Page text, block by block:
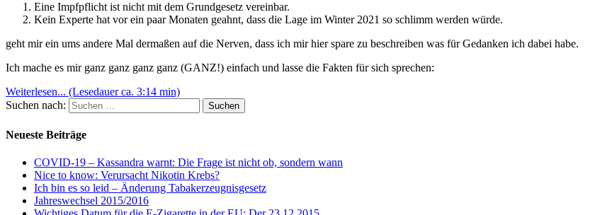
Eine Impfpflicht ist nicht mit dem Grundgesetz vereinbar.
Kein Experte hat vor ein paar Monaten geahnt, dass die Lage im Winter 2021 so schlimm werden würde.
geht mir ein ums andere Mal dermaßen auf die Nerven, dass ich mir hier spare zu beschreiben was für Gedanken ich dabei habe.
Ich mache es mir ganz ganz ganz ganz (GANZ!) einfach und lasse die Fakten für sich sprechen:
Weiterlesen... (Lesedauer ca. 3:14 min)
Suchen nach:
Neueste Beiträge
COVID-19 – Kassandra warnt: Die Frage ist nicht ob, sondern wann
Nice to know: Verursacht Nikotin Krebs?
Ich bin es so leid – Änderung Tabakerzeugnisgesetz
Jahreswechsel 2015/2016